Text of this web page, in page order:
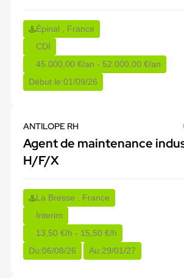
Épinal , France
CDI
45.000,00 €/an - 52.000,00 €/an
Début le:01/09/26
ANTILOPE RH
Agent de maintenance
H/F/X
La Bresse , France
Interim
13,50 €/h - 15,50 €/h
Du:06/08/26 Au:29/01/27